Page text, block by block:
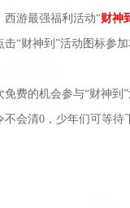
游最强福利活动“财神
“财神到”活动图标参
费的机会参与“财神到”
会清0，少年们可等待